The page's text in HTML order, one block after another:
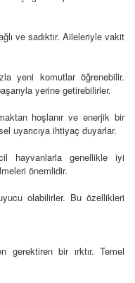
ve sadıktır. Aileleriyle vakit
yeni komutlar öğrenebilir.
yerine getirebilirler.
hoşlanır ve enerjik bir
uyarıcıya ihtiyaç duyarlar.
hayvanlarla genellikle iyi
önemlidir.
olabilirler. Bu özellikleri
gerektiren bir ırktır. Temel